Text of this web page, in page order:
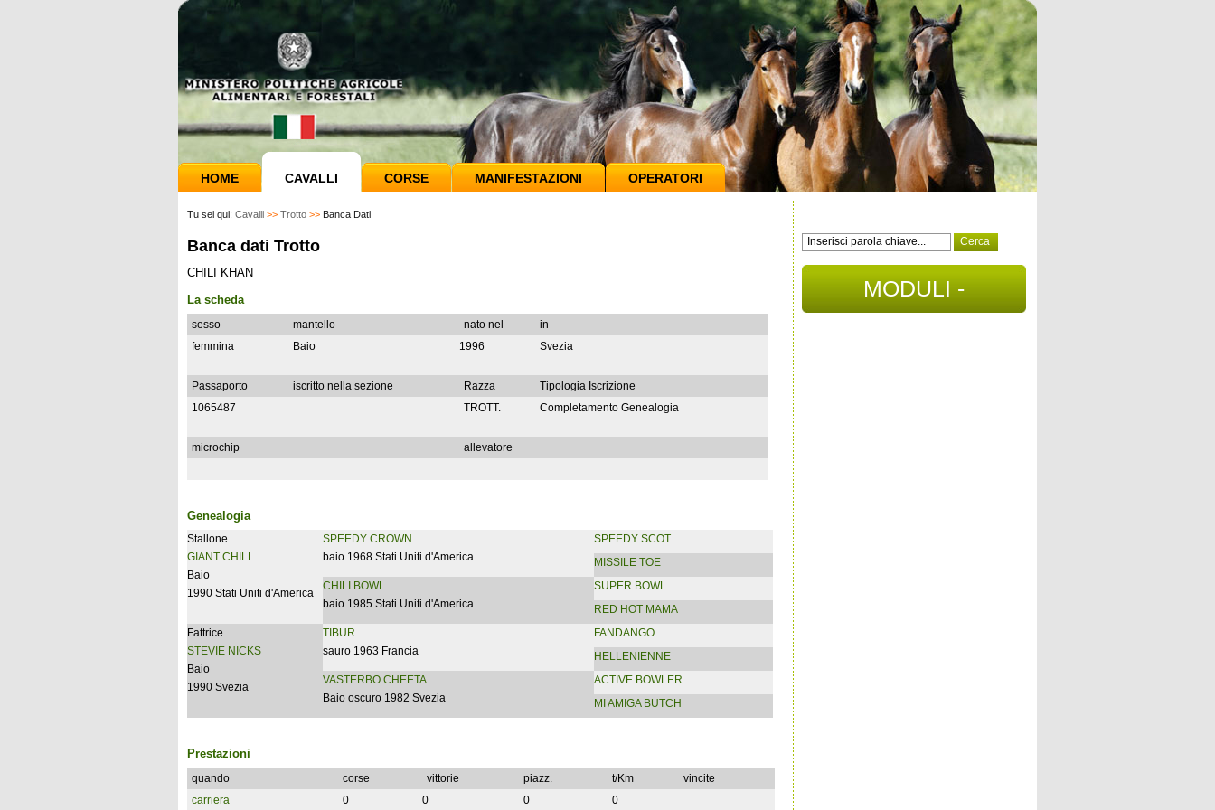
HOME CAVALLI CORSE MANIFESTAZIONI OPERATORI
Tu sei qui: Cavalli >> Trotto >> Banca Dati
Banca dati Trotto
CHILI KHAN
La scheda
sesso mantello nato nel
in
femmina
Baio 1996 Svezia
Passaporto iscritto nella sezione Razza
Tipologia Iscrizione
1065487
TROTT. Completamento Genealogia
microchip allevatore
Genealogia
Stallone
GIANT CHILL
Baio
1990 Stati Uniti d'America
SPEEDY CROWN
baio 1968 Stati Uniti d'America
CHILI BOWL
baio 1985 Stati Uniti d'America
SPEEDY SCOT
MISSILE TOE
SUPER BOWL
RED HOT MAMA
Fattrice
STEVIE NICKS
Baio
1990 Svezia
TIBUR
sauro 1963 Francia
VASTERBO CHEETA
Baio oscuro 1982 Svezia
FANDANGO
HELLENIENNE
ACTIVE BOWLER
MI AMIGA BUTCH
Prestazioni
quando corse vittorie piazz. t/Km
vincite
carriera
0 0 0 0
MODULI -